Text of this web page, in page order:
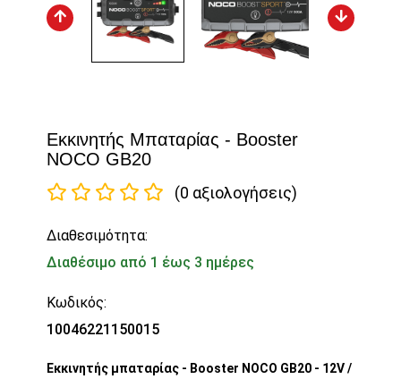
Εκκινητής Μπαταρίας - Booster
NOCO GB20
(0 αξιολογήσεις)
Διαθεσιμότητα:
Διαθέσιμο από 1 έως 3 ημέρες
Κωδικός:
10046221150015
Εκκινητής μπαταρίας - Booster NOCO GB20 - 12V /